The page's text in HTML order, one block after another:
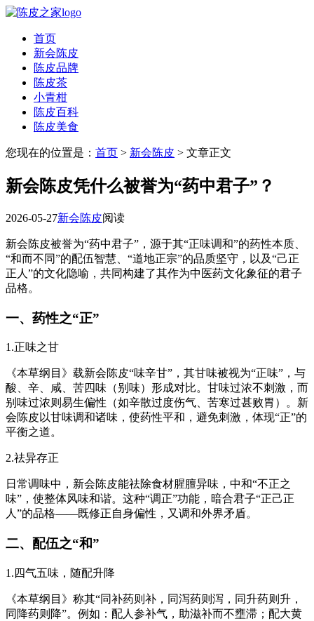
首页
新会陈皮
陈皮品牌
陈皮茶
小青柑
陈皮百科
陈皮美食
您现在的位置是： 首页 > 新会陈皮 > 文章正文
新会陈皮凭什么被誉为“药中君子”？
2026-05-27新会陈皮阅读
新会陈皮被誉为“药中君子”，源于其“正味调和”的药性本质、
“和而不同”的配伍智慧、“道地正宗”的品质坚守，以及“己正
正人”的文化隐喻，共同构建了其作为中医药文化象征的君子
品格。
一、药性之“正”
1.正味之甘
《本草纲目》载新会陈皮“味辛甘”，其甘味被视为“正味”，与
酸、辛、咸、苦四味（别味）形成对比。甘味过浓不刺激，而
别味过浓则易生偏性（如辛散过度伤气、苦寒过甚败胃）。新
会陈皮以甘味调和诸味，使药性平和，避免刺激，体现“正”的
平衡之道。
2.祛异存正
日常调味中，新会陈皮能祛除食材腥膻异味，中和“不正之
味”，使整体风味和谐。这种“调正”功能，暗合君子“正己正
人”的品格——既修正自身偏性，又调和外界矛盾。
二、配伍之“和”
1.四气五味，随配升降
《本草纲目》称其“同补药则补，同泻药则泻，同升药则升，
同降药则降”。例如：配人参补气，助滋补而不壅滞；配大黄